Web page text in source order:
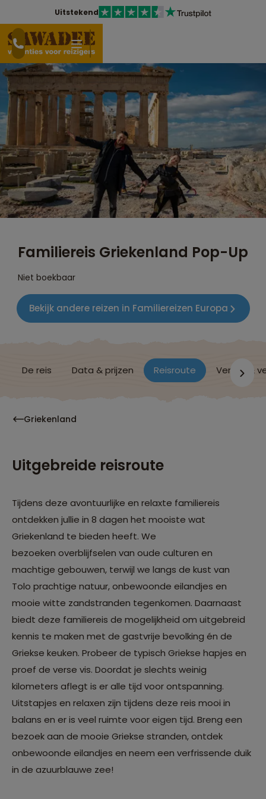
Uitstekend
Familiereis Griekenland Pop-Up
Niet boekbaar
Bekijk andere reizen in Familiereizen Europa
De reis Data & prijzen Reisroute Verblijf &
Griekenland
Uitgebreide reisroute
Tijdens deze avontuurlijke en relaxte familiereis
ontdekken jullie in 8 dagen het mooiste wat
Griekenland te bieden heeft. We
bezoeken overblijfselen van oude culturen en
machtige gebouwen, terwijl we langs de kust van
Tolo prachtige natuur, onbewoonde eilandjes en
mooie witte zandstranden tegenkomen. Daarnaast
biedt deze familiereis de mogelijkheid om uitgebreid
kennis te maken met de gastvrije bevolking én de
Griekse keuken. Probeer de typisch Griekse hapjes en
proef de verse vis. Doordat je slechts weinig
kilometers aflegt is er alle tijd voor ontspanning.
Uitstapjes en relaxen zijn tijdens deze reis mooi in
balans en er is veel ruimte voor eigen tijd. Breng een
bezoek aan de mooie Griekse stranden, ontdek
onbewoonde eilandjes en neem een verfrissende duik
in de azuurblauwe zee!